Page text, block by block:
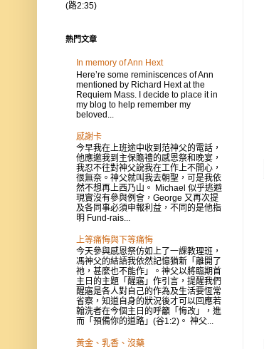
(路2:35)
熱門文章
In memory of Ann Hext
Here’re some reminiscences of Ann
mentioned by Richard Hext at the
Requiem Mass. I decide to place it in
my blog to help remember my
beloved...
感謝卡
今早我在上班途中收到范神父的電話，
他應邀我到主保贍禮的感恩祭和晚宴，
我忍不往對神父說我在工作上不開心，
很無奈。神父就叫我去朝聖，可是我依
然不想再上西乃山。 Michael 似乎逃避
現實沒有參與例會，George 又再次提
及各同事必須申報利益，不同的是他指
明 Fund-rais...
上等痛悔與下等痛悔
今天參與感恩祭仿如上了一課教理班，
馮神父的結語我依然記憶猶新「離開了
祂，甚麼也不能作」。神父以將臨期首
主日的主題「醒寤」作引言，提醒我們
醒寤是各人對自己的作為及生活要恆常
省察，知道自身的狀況後才可以回應若
翰洗者在今個主日的呼籲「悔改」，進
而「預備你的道路」(谷1:2)。 神父...
黃金、乳香、沒藥